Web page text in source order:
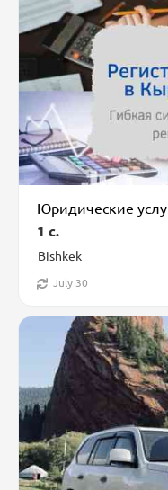
Bishkek
1 c.
July 30